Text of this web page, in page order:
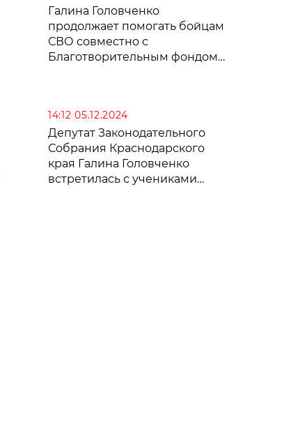
Галина Головченко
продолжает помогать бойцам
СВО совместно с
Благотворительным фондом
14:12 05.12.2024
Депутат Законодательного
Собрания Краснодарского
края Галина Головченко
встретилась с учениками